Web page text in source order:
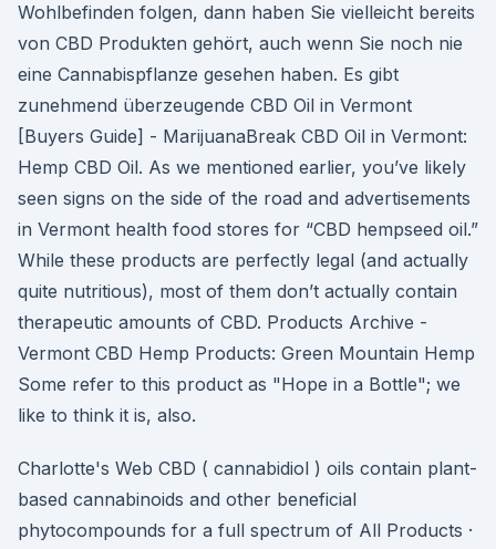
Wohlbefinden folgen, dann haben Sie vielleicht bereits
von CBD Produkten gehört, auch wenn Sie noch nie
eine Cannabispflanze gesehen haben. Es gibt
zunehmend überzeugende CBD Oil in Vermont
[Buyers Guide] - MarijuanaBreak CBD Oil in Vermont:
Hemp CBD Oil. As we mentioned earlier, you’ve likely
seen signs on the side of the road and advertisements
in Vermont health food stores for “CBD hempseed oil.”
While these products are perfectly legal (and actually
quite nutritious), most of them don’t actually contain
therapeutic amounts of CBD. Products Archive -
Vermont CBD Hemp Products: Green Mountain Hemp
Some refer to this product as "Hope in a Bottle"; we
like to think it is, also.
Charlotte's Web CBD ( cannabidiol ) oils contain plant-
based cannabinoids and other beneficial
phytocompounds for a full spectrum of All Products ·